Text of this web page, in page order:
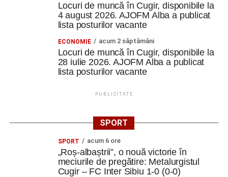
echipă a creat campanii de promovare a sustenabilității.
„Am învățat să construim mesaje, să lucrăm în echipă și
să folosim comunicarea ca instrument pentru
conștientizare și schimbare.
Pe tot parcursul cursului, metodele non-formale au avut
participant să fie implicat
”.
Limba care ne-a apropiat
Comunicarea s-a realizat în principal în limba engleză,
Locuri de muncă în Cugir, disponibile la
4 august 2026. AJOFM Alba a publicat
lista posturilor vacante
ECONOMIE acum 2 săptămâni
Locuri de muncă în Cugir, disponibile la
28 iulie 2026. AJOFM Alba a publicat
lista posturilor vacante
PUBLICITATE
SPORT
SPORT acum 6 ore
„Roș-albaștrii”, o nouă victorie în
meciurile de pregătire: Metalurgistul
Cugir – FC Inter Sibiu 1-0 (0-0)